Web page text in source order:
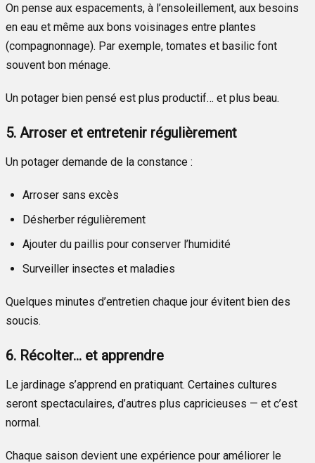
On pense aux espacements, à l’ensoleillement, aux besoins
en eau et même aux bons voisinages entre plantes
(compagnonnage). Par exemple, tomates et basilic font
souvent bon ménage.
Un potager bien pensé est plus productif… et plus beau.
5. Arroser et entretenir régulièrement
Un potager demande de la constance :
Arroser sans excès
Désherber régulièrement
Ajouter du paillis pour conserver l’humidité
Surveiller insectes et maladies
Quelques minutes d’entretien chaque jour évitent bien des
soucis.
6. Récolter… et apprendre
Le jardinage s’apprend en pratiquant. Certaines cultures
seront spectaculaires, d’autres plus capricieuses — et c’est
normal.
Chaque saison devient une expérience pour améliorer le